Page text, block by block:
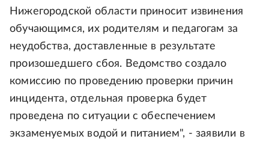
Нижегородской области приносит извинения
обучающимся, их родителям и педагогам за
неудобства, доставленные в результате
произошедшего сбоя. Ведомство создало
комиссию по проведению проверки причин
инцидента, отдельная проверка будет
проведена по ситуации с обеспечением
экзаменуемых водой и питанием", - заявили в